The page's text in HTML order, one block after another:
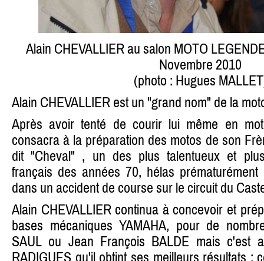
Alain CHEVALLIER au salon MOTO
Novembre 2010
(photo : Hugues
Alain CHEVALLIER est un "grand nom" de la
Après avoir tenté de courir lui même en
consacra à la préparation des motos de son
dit "Cheval" , un des plus talentueux et
français des années 70, hélas
dans un accident de course sur le circuit du
Alain CHEVALLIER continua à concevoir et
bases mécaniques YAMAHA, pour de
SAUL ou Jean François BALDE mais c'est
RADIGUES qu'il obtint ses meilleurs résultats :